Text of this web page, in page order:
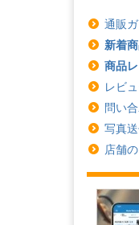
通販
新着
商品
レビ
問い
写真
店舗